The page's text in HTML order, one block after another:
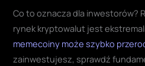
Co to oznacza dla inwestorów?
rynek kryptowalut jest
memecoiny może szybko
zainwestujesz, sprawdź